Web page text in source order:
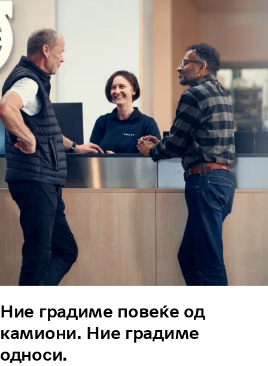
Ние градиме повеќе од
камиони. Ние градиме
односи.